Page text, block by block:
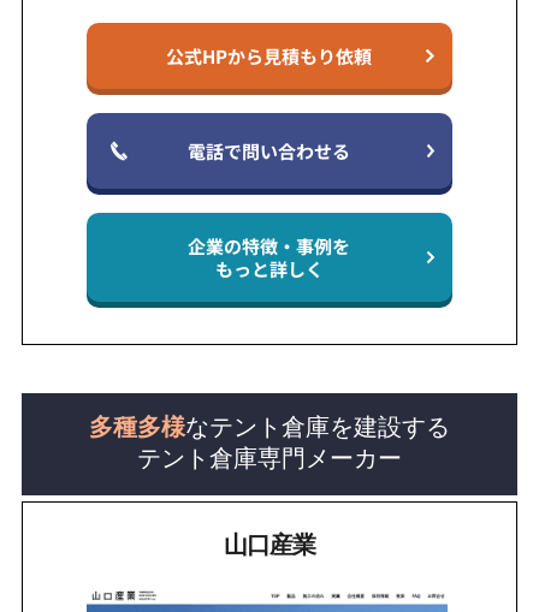
公式HPから見積もり依頼
電話で問い合わせる
企業の特徴・事例を
もっと詳しく
多種多様なテント倉庫を建設する
テント倉庫専門メーカー
山口産業